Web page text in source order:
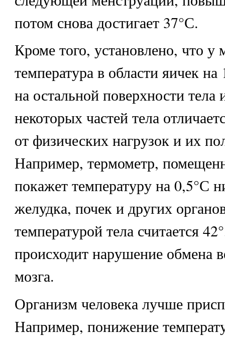
потом снова достигает 37°С.
Кроме того, установлено, что у
температура в области яичек
на остальной поверхности тела
некоторых частей тела
от физических нагрузок и их
Например, термометр,
покажет температуру на 0,5°С
желудка, почек и других
температурой тела считается
происходит нарушение обмена
мозга.
Организм человека лучше
Например, понижение